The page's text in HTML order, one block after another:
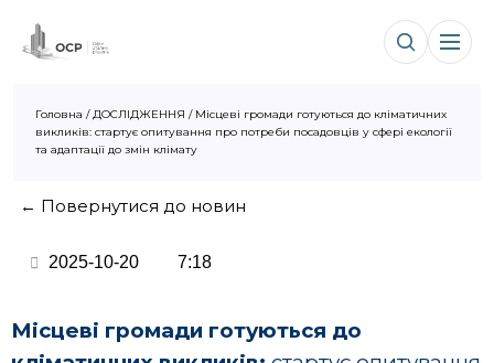
Головна /ДОСЛІДЖЕННЯ / Місцеві громади готуються до кліматичних
викликів: стартує опитування про потреби посадовців у сфері екології
та адаптації до змін клімату
← Повернутися до новин
2025-10-20 7:18
Місцеві громади готуються до